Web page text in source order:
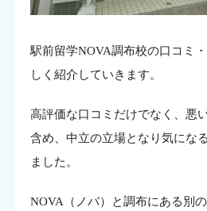
駅前留学NOVA調布校の口コミ
しく紹介していきます。
高評価な口コミだけでなく、悪
含め、中立の立場となり気にな
ました。
NOVA（ノバ）と調布にある別